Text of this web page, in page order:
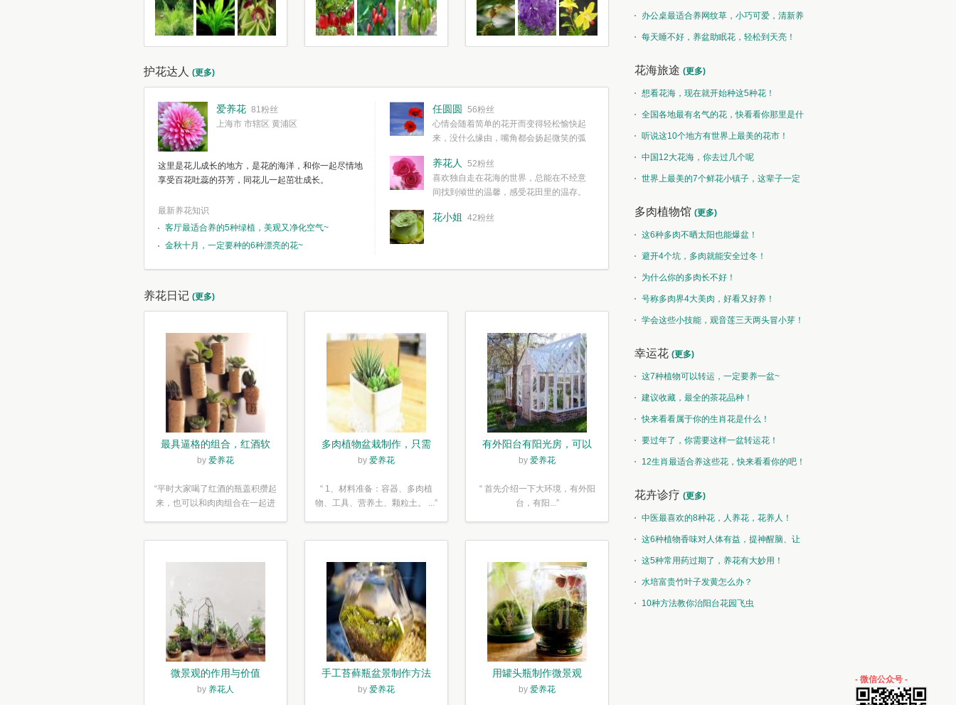
护花达人 (更多)
爱养花 81粉丝
上海市 市辖区 黄浦区
这里是花儿成长的地方，是花的海洋，和你一起尽情地
享受百花吐蕊的芬芳，同花儿一起茁壮成长。
最新养花知识
客厅最适合养的5种绿植，美观又净化空气~
金秋十月，一定要种的6种漂亮的花~
任圆圆
56粉丝
心情会随着简单的花开而变得轻松愉快起
来，没什么缘由，嘴角都会扬起微笑的弧
简单愉快的心情，这些都不需要想得太多，其实都是
我们自己复杂了生活和心境。
养花人
52粉丝
喜欢独自走在花海的世界，总能在不经意
间找到倾世的温馨，感受花田里的温存。
花小姐 42粉丝
养花日记 (更多)
最具逼格的组合，红酒软
木塞diy多肉植物盆栽
by 爱养花
“平时大家喝了红酒的瓶盖积攒起
来，也可以和肉肉组合在一起进
多肉植物盆栽制作，只需
简单6步
by 爱养花
“ 1、材料准备：容器、多肉植
物、工具、营养土、颗粒土。 ...”
有外阳台有阳光房，可以
露养！为了肉肉，任性又
by 爱养花
“ 首先介绍一下大环境，有外阳
台，有阳...”
微景观的作用与价值
by 养花人
手工苔藓瓶盆景制作方法
by 爱养花
用罐头瓶制作微景观
by 爱养花
盆呀~
办公桌最适合养网纹草，小巧可爱，清新养
眼！每天睡不好，养盆助眠花，轻松到天亮！
花海旅途 (更多)
想看花海，现在就开始种这5种花！
全国各地最有名气的花，快看看你那里是什
么花儿！
听说这10个地方有世界上最美的花市！
中国12大花海，你去过几个呢
世界上最美的7个鲜花小镇子，这辈子一定
多肉植物馆 (更多)
这6种多肉不晒太阳也能爆盆！
避开4个坑，多肉就能安全过冬！
为什么你的多肉长不好！
号称多肉界4大美肉，好看又好养！
学会这些小技能，观音莲三天两头冒小芽！
幸运花 (更多)
这7种植物可以转运，一定要养一盆~
建议收藏，最全的茶花品种！
快来看看属于你的生肖花是什么！
要过年了，你需要这样一盆转运花！
12生肖最适合养这些花，快来看看你的吧！
花卉诊疗 (更多)
中医最喜欢的8种花，人养花，花养人！
这6种植物香味对人体有益，提神醒脑、让
你睡的香、身体棒。
这5种常用药过期了，养花有大妙用！
水培富贵竹叶子发黄怎么办？
10种方法教你治阳台花园飞虫
- 微信公众号 -